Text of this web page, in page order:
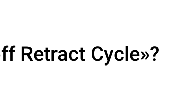
Retract Cycle»?